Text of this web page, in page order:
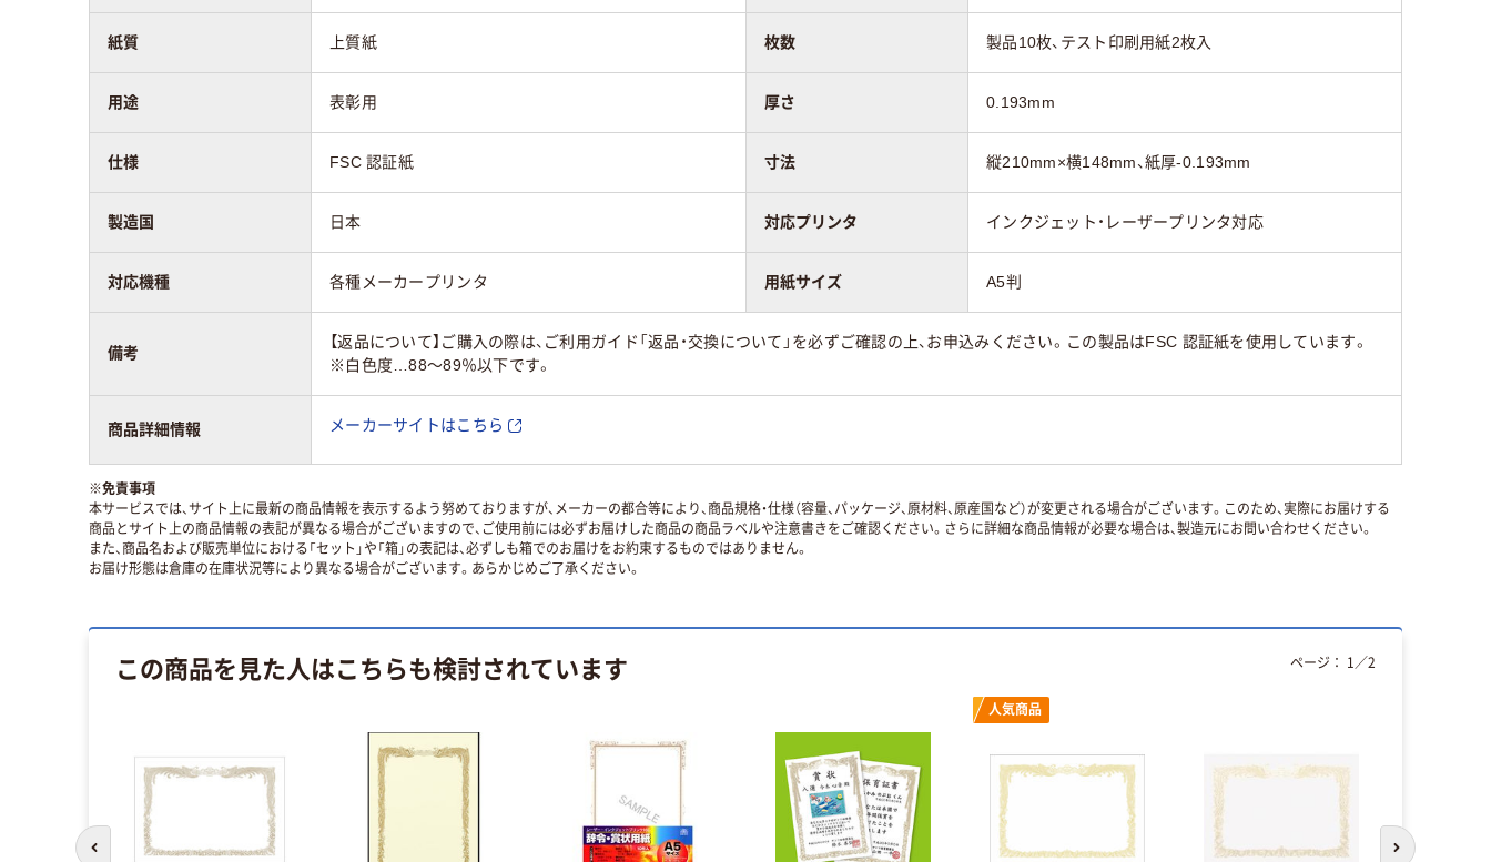
紙質 上質紙 枚数 製品10枚、テスト印刷用紙2枚入
用途 表彰用 厚さ 0.193mm
仕様 FSC 認証紙 寸法 縦210mm×横148mm、紙厚-0.193mm
製造国 日本 対応プリンタ インクジェット・レーザープリンタ対応
対応機種 各種メーカープリンタ 用紙サイズ A5判
備考
【返品について】ご購入の際は、ご利用ガイド「返品・交換について」を必ずご確認の上、お申込みください。この製品はFSC 認証紙を使用しています。
※白色度…88～89％以下です。
商品詳細情報 メーカーサイトはこちら
※免責事項
本サービスでは、サイト上に最新の商品情報を表示するよう努めておりますが、メーカーの都合等により、商品規格・仕様（容量、パッケージ、原材料、原産国など）が変更される場合がございます。このため、実際にお届けする
商品とサイト上の商品情報の表記が異なる場合がございますので、ご使用前には必ずお届けした商品の商品ラベルや注意書きをご確認ください。さらに詳細な商品情報が必要な場合は、製造元にお問い合わせください。
また、商品名および販売単位における「セット」や「箱」の表記は、必ずしも箱でのお届けをお約束するものではありません。
お届け形態は倉庫の在庫状況等により異なる場合がございます。あらかじめご了承ください。
この商品を見た人はこちらも検討されています
人気商品
ページ： 1 ／2
前のスライドへ 次のスライド